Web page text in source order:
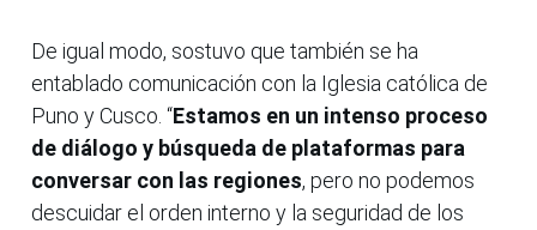
De igual modo, sostuvo que también se ha
entablado comunicación con la Iglesia católica de
Puno y Cusco. “Estamos en un intenso proceso
de diálogo y búsqueda de plataformas para
conversar con las regiones, pero no podemos
descuidar el orden interno y la seguridad de los